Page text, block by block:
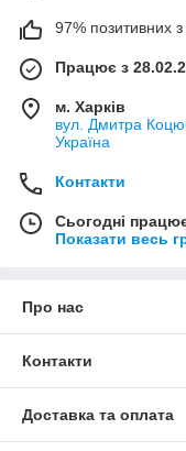
97% позитивних з
Працює з
м. Харків
вул. Дмитра
Україна
Контакти
Сьогодні
Показати весь
Про нас
Контакти
Доставка та оплата